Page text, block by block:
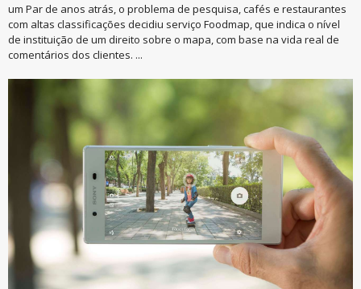
um Par de anos atrás, o problema de pesquisa, cafés e restaurantes
com altas classificações decidiu serviço Foodmap, que indica o nível
de instituição de um direito sobre o mapa, com base na vida real de
comentários dos clientes. ...